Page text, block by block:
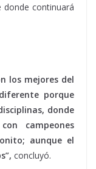
donde continuará
los mejores del
porque
donde
campeones
aunque el
concluyó.